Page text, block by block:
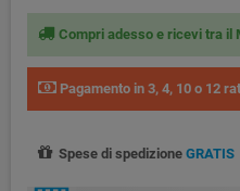
Compri adesso e ricevi tra il
Pagamento in 3, 4, 10 o 12
Spese di spedizione GRATIS